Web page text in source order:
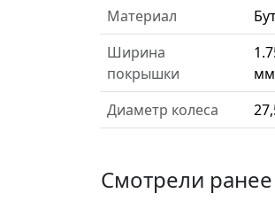
Материал
Ширина
покрышки
Диаметр колеса
Смотрели ранее